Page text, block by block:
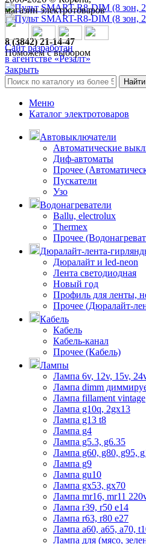
8 (3842) 21-14-47
Поможем с выбором
магазин электротоваров
Сайт разработан
в агентстве «Резалт»
Закрыть
Найти
Меню
Каталог электротоваров
Автовыключатели
Автоматические
Диф-автоматы
Прочее
Пускатели
Узо
Водонагреватели
Ballu, electrolux
Thermex
Прочее
Дюралайт-лента-
Дюралайт и led-neon
Лента светодиодная
Новый год
Профиль для ленты,
Прочее (Дюралайт-
Кабель
Кабель
Кабель-канал
Прочее (Кабель)
Лампы
Лампа 6v, 12v, 15v,
Лампа dimm
Лампа fillament vintage
Лампа g10q, 2gx13
Лампа g13 t8
Лампа g4
Лампа g5.3, g6.35
Лампа g60, g80, g95,
Лампа g9
Лампа gu10
Лампа gx53, gx70
Лампа mr16, mr11
Лампа r39, r50 е14
Лампа r63, r80 е27
Лампа а60, а65, а70,
Лампа для (мясо,